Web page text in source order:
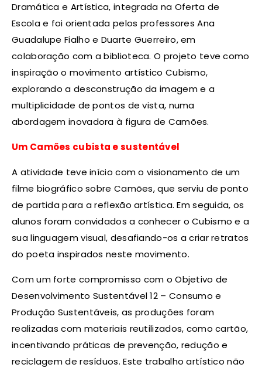
Dramática e Artística, integrada na Oferta de
Escola e foi orientada pelos professores Ana
Guadalupe Fialho e Duarte Guerreiro, em
colaboração com a biblioteca. O projeto teve como
inspiração o movimento artístico Cubismo,
explorando a desconstrução da imagem e a
multiplicidade de pontos de vista, numa
abordagem inovadora à figura de Camões.
Um Camões cubista e sustentável
A atividade teve início com o visionamento de um
filme biográfico sobre Camões, que serviu de ponto
de partida para a reflexão artística. Em seguida, os
alunos foram convidados a conhecer o Cubismo e a
sua linguagem visual, desafiando-os a criar retratos
do poeta inspirados neste movimento.
Com um forte compromisso com o Objetivo de
Desenvolvimento Sustentável 12 – Consumo e
Produção Sustentáveis, as produções foram
realizadas com materiais reutilizados, como cartão,
incentivando práticas de prevenção, redução e
reciclagem de resíduos. Este trabalho artístico não